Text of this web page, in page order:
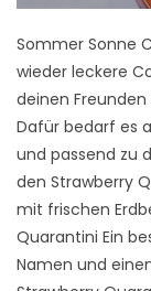
Sommer Sonne
wieder leckere
deinen
Dafür bedarf es
und passend zu
den Strawberry
mit frischen
Quarantini Ein
Namen und